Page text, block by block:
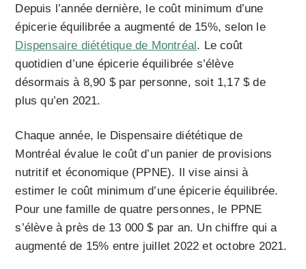
Depuis l’année dernière, le coût minimum d’une
épicerie équilibrée a augmenté de 15%, selon le
Dispensaire diététique de Montréal . Le coût
quotidien d’une épicerie équilibrée s’élève
désormais à 8,90 $ par personne, soit 1,17 $ de
plus qu’en 2021.
Chaque année, le Dispensaire diététique de
Montréal évalue le coût d’un panier de provisions
nutritif et économique (PPNE). Il vise ainsi à
estimer le coût minimum d’une épicerie équilibrée.
Pour une famille de quatre personnes, le PPNE
s’élève à près de 13 000 $ par an. Un chiffre qui a
augmenté de 15% entre juillet 2022 et octobre 2021.